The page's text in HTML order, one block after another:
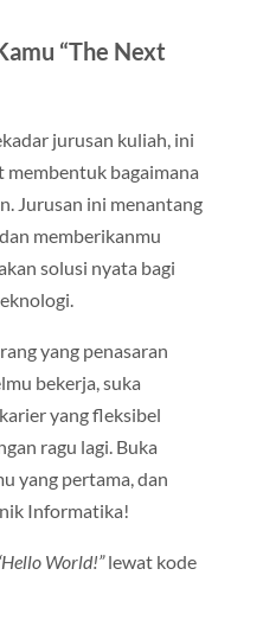
“The Next
jurusan kuliah, ini
bagaimana
Jurusan ini menantang
memberikanmu
solusi nyata bagi
yang penasaran
bekerja, suka
yang fleksibel
ragu lagi. Buka
yang pertama, dan
Informatika!
World!”lewat kode